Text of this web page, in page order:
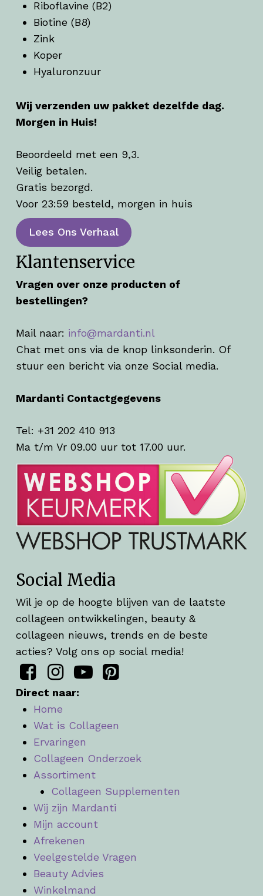
Riboflavine (B2)
Biotine (B8)
Zink
Koper
Hyaluronzuur
Wij verzenden uw pakket dezelfde dag.
Morgen in Huis!
Beoordeeld met een 9,3.
Veilig betalen.
Gratis bezorgd.
Voor 23:59 besteld, morgen in huis
Lees Ons Verhaal
Klantenservice
Vragen over onze producten of
bestellingen?
Mail naar: info@mardanti.nl
Chat met ons via de knop linksonderin. Of
stuur een bericht via onze Social media.
Mardanti Contactgegevens
Tel: +31 202 410 913
Ma t/m Vr 09.00 uur tot 17.00 uur.
Social Media
Wil je op de hoogte blijven van de laatste
collageen ontwikkelingen, beauty &
collageen nieuws, trends en de beste
acties? Volg ons op social media!
Direct naar:
Home
Wat is Collageen
Ervaringen
Collageen Onderzoek
Assortiment
Collageen Supplementen
Wij zijn Mardanti
Mijn account
Afrekenen
Veelgestelde Vragen
Beauty Advies
Winkelmand